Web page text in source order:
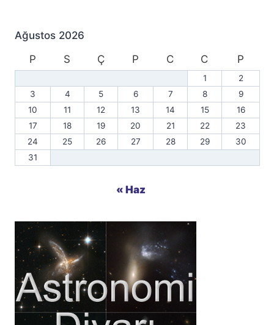
Ağustos 2026
P
S Ç P C C P
1
2
3
4 5 6 7 8
9
10
11 12 13 14 15
16
17
18 19 20 21 22
23
24
25 26 27 28 29
30
31
« Haz